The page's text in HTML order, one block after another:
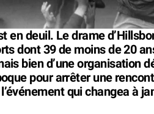
en deuil. Le drame
dont 39 de moins de 20
bien d’une organisation
pour arrêter une
qui changea à